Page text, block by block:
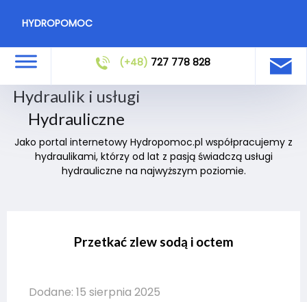
HYDROPOMOC
(+48) 727 778 828
Hydraulik i usługi
Hydrauliczne
Jako portal internetowy Hydropomoc.pl współpracujemy z
hydraulikami, którzy od lat z pasją świadczą usługi
hydrauliczne na najwyższym poziomie.
Przetkać zlew sodą i octem
Dodane: 15 sierpnia 2025